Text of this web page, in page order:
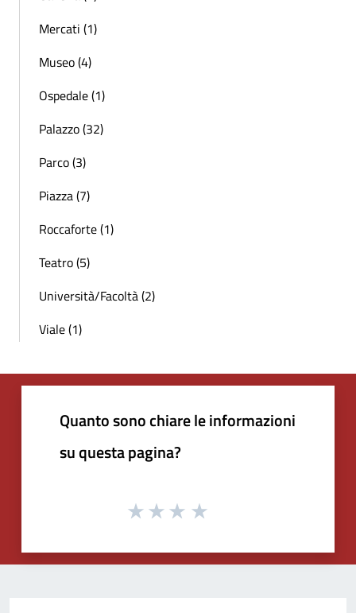
Mercati (1)
Museo (4)
Ospedale (1)
Palazzo (32)
Parco (3)
Piazza (7)
Roccaforte (1)
Teatro (5)
Università/Facoltà (2)
Viale (1)
Quanto sono chiare le informazioni
su questa pagina?